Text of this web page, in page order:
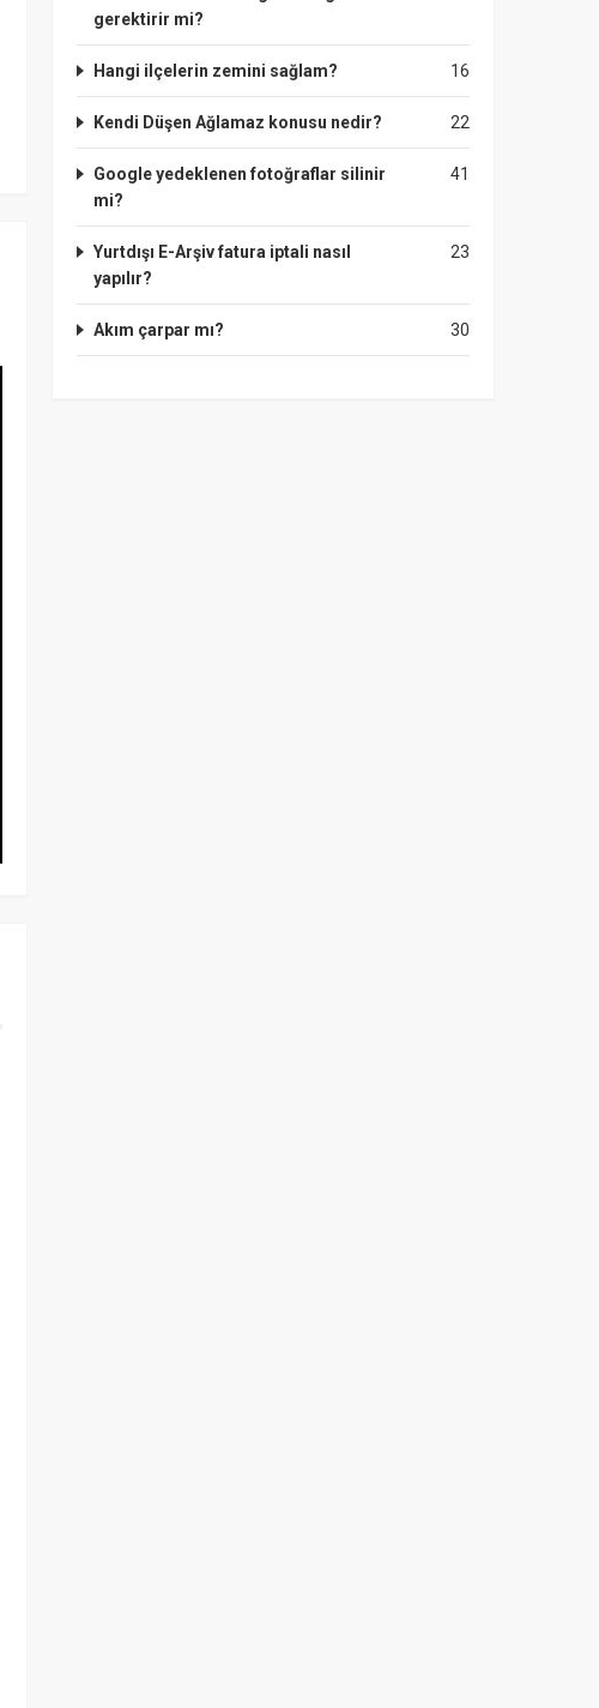
gerektirir mi?
16
Hangi ilçelerin zemini sağlam?
22
Kendi Düşen Ağlamaz konusu nedir?
41
Google yedeklenen fotoğraflar silinir
mi?
23
Yurtdışı E-Arşiv fatura iptali nasıl
yapılır?
30
Akım çarpar mı?